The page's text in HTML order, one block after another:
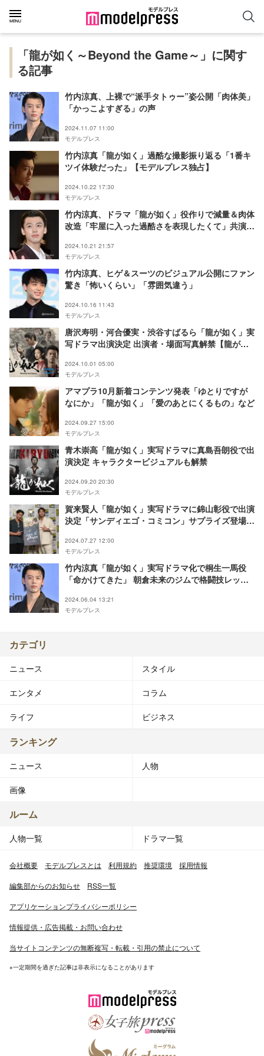
「龍が如く～Beyond the Game～」に関す
る記事
竹内涼真、上裸で“派手タトゥー”姿公開「肉体美」
「かっこよすぎる」の声
2024.11.07 11:00
モデルプレス
竹内涼真「龍が如く」過酷な撮影振り返る「1番キ
ツイ体験だった」【モデルプレス独占】
2024.10.22 17:30
モデルプレス
竹内涼真、ドラマ「龍が如く」役作りで減量＆肉体
改造「牢屋に入った過酷さを表現したくて」共演者
Beyond the Game～】
2024.10.21 21:57
モデルプレス
竹内涼真、ヒゲ＆スーツのビジュアル公開にファン
驚き「怖いくらい」「雰囲気違う」
2024.10.16 11:43
モデルプレス
唐沢寿明・河合優実・渋谷すばるら「龍が如く」実
写ドラマ出演決定 出演者・場面写真解禁【龍が如
2024.10.01 05:00
モデルプレス
アマプラ10月新着コンテンツ発表「ゆとりですが
なにか」「龍が如く」「愛のあとにくるもの」など
2024.09.27 15:00
モデルプレス
青木崇高「龍が如く」実写ドラマに真島吾朗役で出
演決定 キャラクタービジュアルも解禁
2024.09.20 20:30
モデルプレス
賀来賢人「龍が如く」実写ドラマに錦山彰役で出演
決定「サンディエゴ・コミコン」サプライズ登場で
2024.07.27 12:00
モデルプレス
竹内涼真「龍が如く」実写ドラマ化で桐生一馬役
「命かけてきた」 朝倉未来のジムで格闘技レッス
2024.06.04 13:21
モデルプレス
カテゴリ
ニュース スタイル
エンタメ コラム
ライフ ビジネス
ランキング
ニュース 人物
画像
ルーム
人物一覧 ドラマ一覧
会社概要 モデルプレスとは 利用規約 推奨環境 採用情報
編集部からのお知らせ RSS一覧
アプリケーションプライバシーポリシー
情報提供・広告掲載・お問い合わせ
当サイトコンテンツの無断複写・転載・引用の禁止について
※一定期間を過ぎた記事は非表示になることがあります